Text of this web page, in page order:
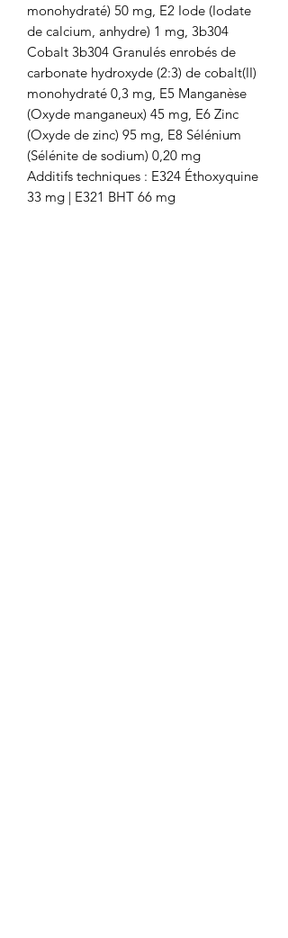
monohydraté) 50 mg, E2 Iode (Iodate
de calcium, anhydre) 1 mg, 3b304
Cobalt 3b304 Granulés enrobés de
carbonate hydroxyde (2:3) de cobalt(II)
monohydraté 0,3 mg, E5 Manganèse
(Oxyde manganeux) 45 mg, E6 Zinc
(Oxyde de zinc) 95 mg, E8 Sélénium
(Sélénite de sodium) 0,20 mg
Additifs techniques : E324 Éthoxyquine
33 mg | E321 BHT 66 mg